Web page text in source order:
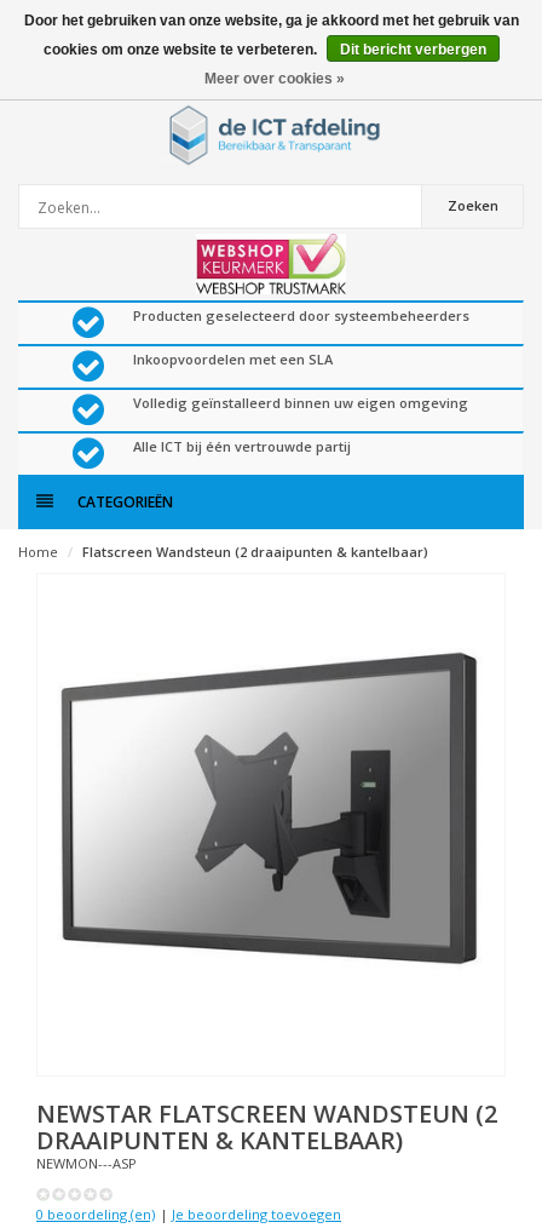
0artikelen
Zoeken
Producten geselecteerd door systeembeheerders
Inkoopvoordelen met een SLA
Volledig geïnstalleerd binnen uw eigen omgeving
Alle ICT bij één vertrouwde partij
CATEGORIEËN
Home Flatscreen Wandsteun (2 draaipunten & kantelbaar)
NEWSTAR FLATSCREEN WANDSTEUN (2
DRAAIPUNTEN & KANTELBAAR)
NEWMON---ASP
0 beoordeling (en) | Je beoordeling toevoegen
Door het gebruiken van onze website, ga je akkoord met het gebruik van
cookies om onze website te verbeteren.
Dit bericht verbergen
Meer over cookies »